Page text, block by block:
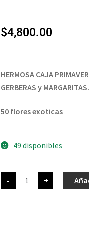
$4,800.00
HERMOSA CAJA
GERBERAS y
50 flores exoticas
49 disponibles
- +